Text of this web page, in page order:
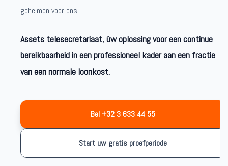
geheimen voor ons.
Assets telesecretariaat, ùw oplossing voor een continue
bereikbaarheid in een professioneel kader aan een fractie
van een normale loonkost.
Bel +32 3 633 44 55
Start uw gratis proefperiode